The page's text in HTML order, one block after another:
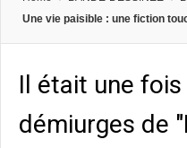
Une vie paisible : une fiction
Il était une
démiurges de